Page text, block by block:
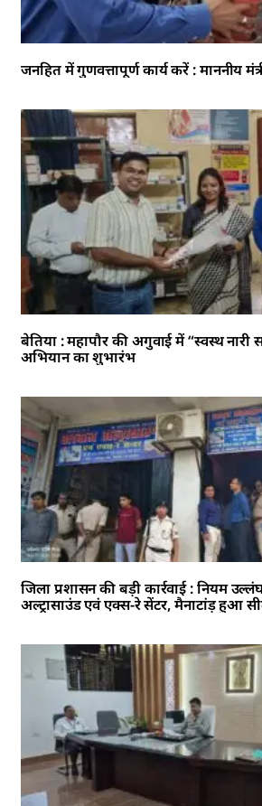
जनहित में गुणवत्तापूर्ण कार्य करें : माननीय
बेतिया : महापौर की अगुवाई में “स्वस्थ नारी
अभियान का शुभारंभ
जिला प्रशासन की बड़ी कार्रवाई : नियम
अल्ट्रासाउंड एवं एक्स-रे सेंटर, मैनाटांड़ हुआ